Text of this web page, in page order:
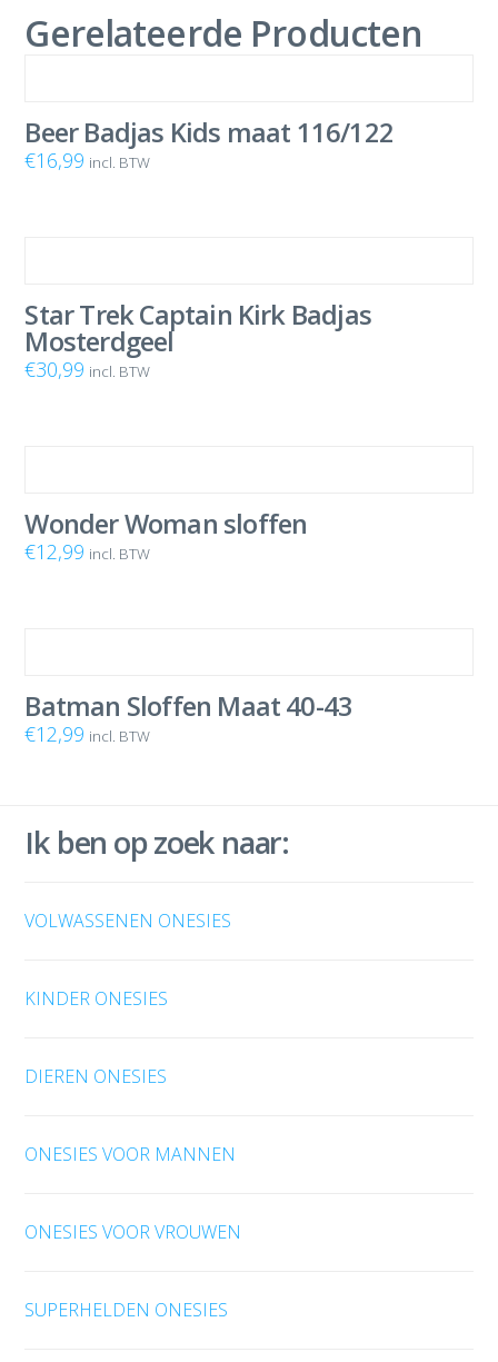
Gerelateerde Producten
Beer Badjas Kids maat 116/122
€16,99 incl. BTW
Star Trek Captain Kirk Badjas
Mosterdgeel
€30,99 incl. BTW
Wonder Woman sloffen
€12,99 incl. BTW
Batman Sloffen Maat 40-43
€12,99 incl. BTW
Ik ben op zoek naar:
VOLWASSENEN ONESIES
KINDER ONESIES
DIEREN ONESIES
ONESIES VOOR MANNEN
ONESIES VOOR VROUWEN
SUPERHELDEN ONESIES